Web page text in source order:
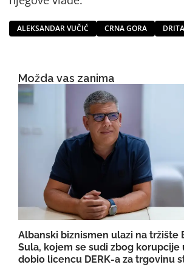
ALEKSANDAR VUČIĆ CRNA GORA
Možda vas zanima
Albanski biznismen ulazi na tržište
Sula, kojem se sudi zbog korupcije
dobio licencu DERK-a za trgovinu